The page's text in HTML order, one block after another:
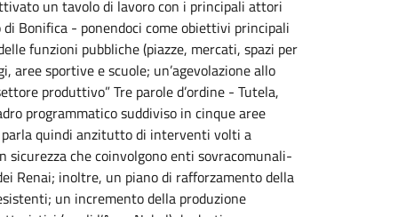
un tavolo di lavoro con i principali attori
Bonifica - ponendoci come obiettivi principali
funzioni pubbliche (piazze, mercati, spazi per
sportive e scuole; un’agevolazione allo
produttivo” Tre parole d’ordine - Tutela,
programmatico suddiviso in cinque aree
parla quindi anzitutto di interventi volti a
che coinvolgono enti sovracomunali-
Renai; inoltre, un piano di rafforzamento della
un incremento della produzione